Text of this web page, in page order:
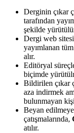
Derginin çıkar
tarafından
şekilde
Dergi web
yayımlanan tüm
alır.
Editöryal
biçimde
Bildirilen çıkar
aza indirmek
bulunmayan
Beyan
çatışmalarında,
atılır.